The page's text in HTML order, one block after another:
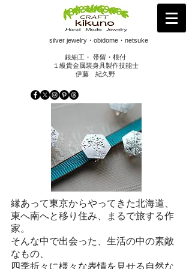
silver jewelry・obidome・netsuke
銀細工・ 帯留・根付
１級貴金属装身具製作技能士
​伊藤 紀久野
縁あって東京からやってきた北海道、
東へ南へと移り住み、まるで旅する作
家。
そんな中で出会った、生活の中の素敵
なもの、
四季折々に様々な表情を見せる自然な